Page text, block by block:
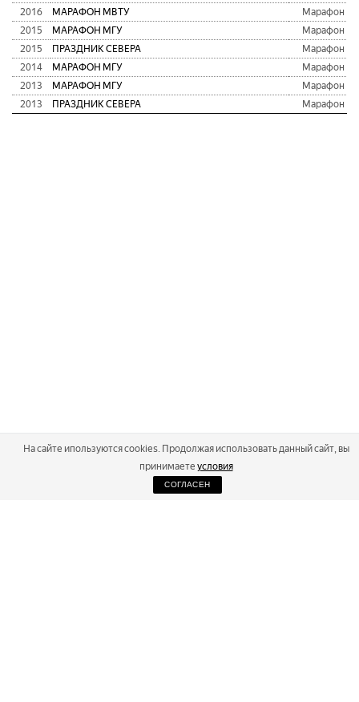
2016
МАРАФОН МВТУ
Марафон
2015
МАРАФОН МГУ
Марафон
2015
ПРАЗДНИК СЕВЕРА
Марафон
2014
МАРАФОН МГУ
Марафон
2013
МАРАФОН МГУ
Марафон
2013
ПРАЗДНИК СЕВЕРА Марафон
На сайте ипользуются cookies. Продолжая использовать данный сайт, вы
принимаете условия
СОГЛАСЕН